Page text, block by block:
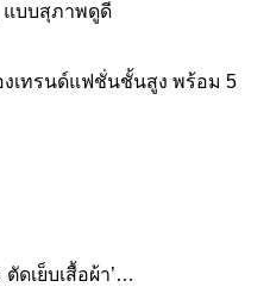
แบบสุภาพดูดี
งเทรนด์แฟชั่นชั้นสูง พร้อม 5
ดเย็บเสื้อผ้า’…